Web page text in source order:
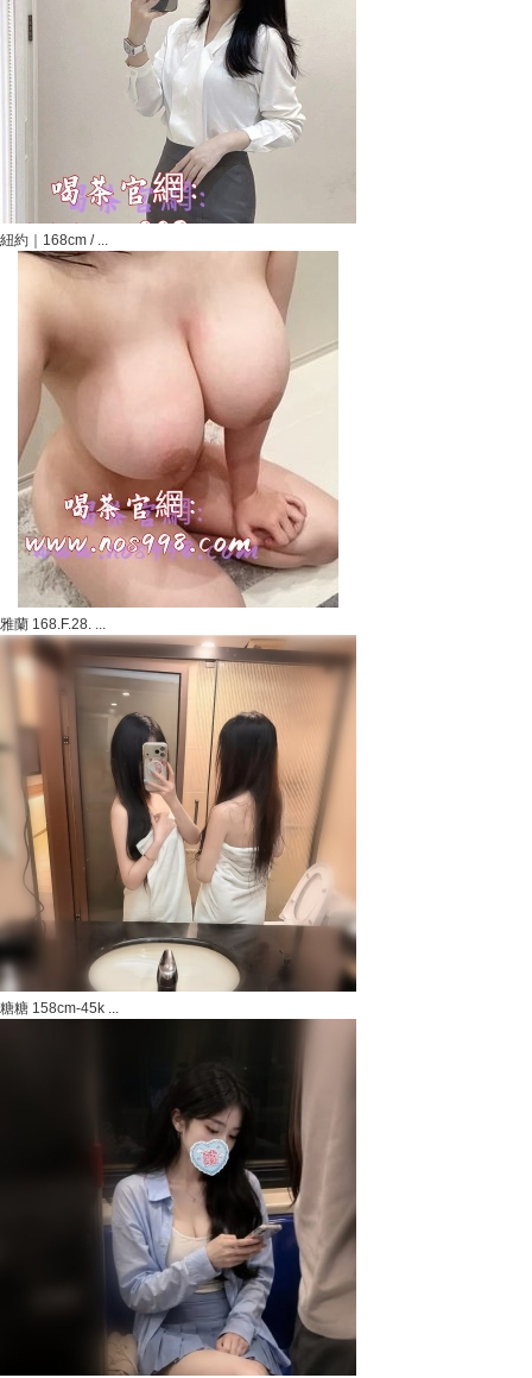
紐約｜168cm / ...
雅蘭 168.F.28. ...
糖糖 158cm-45k ...